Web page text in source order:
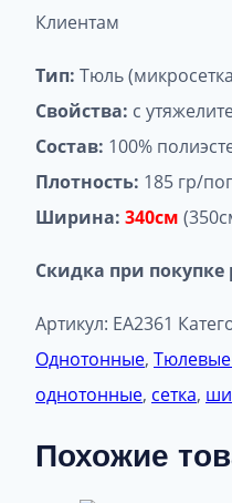
Клиентам
Тип: Тюль
Свойства: с
Состав: 100%
Плотность: 185 гр/
Ширина: 340см
Скидка при покупке
Артикул: EA2361
Однотонные, Тюлевые
однотонные, сетка,
Похожие